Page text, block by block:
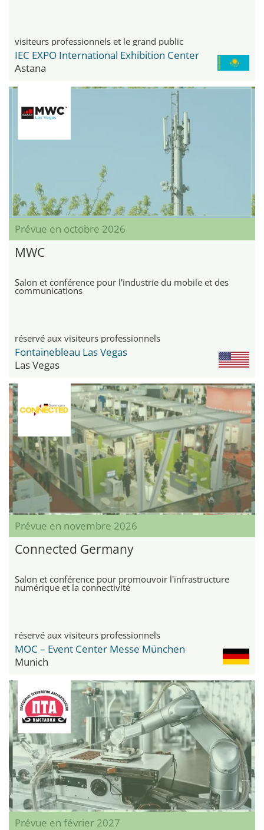
visiteurs professionnels et le grand public
IEC EXPO International Exhibition Center
Astana
Prévue en octobre 2026
MWC
Salon et conférence pour l'industrie du mobile et des
communications
réservé aux visiteurs professionnels
Fontainebleau Las Vegas
Las Vegas
Prévue en novembre 2026
Connected Germany
Salon et conférence pour promouvoir l'infrastructure
numérique et la connectivité
réservé aux visiteurs professionnels
MOC – Event Center Messe München
Munich
Prévue en février 2027